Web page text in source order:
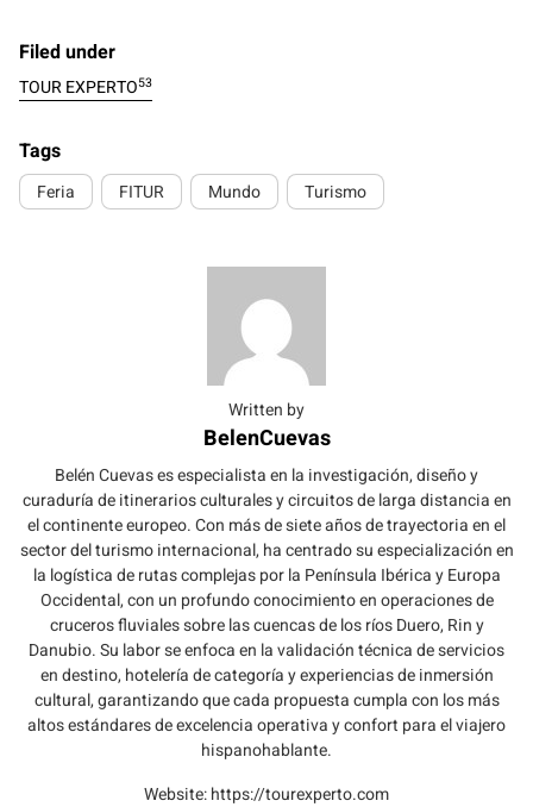
Filed under
TOUR EXPERTO53
Tags
Feria FITUR Mundo Turismo
Written by
BelenCuevas
Belén Cuevas es especialista en la investigación, diseño y
curaduría de itinerarios culturales y circuitos de larga distancia en
el continente europeo. Con más de siete años de trayectoria en el
sector del turismo internacional, ha centrado su especialización en
la logística de rutas complejas por la Península Ibérica y Europa
Occidental, con un profundo conocimiento en operaciones de
cruceros fluviales sobre las cuencas de los ríos Duero, Rin y
Danubio. Su labor se enfoca en la validación técnica de servicios
en destino, hotelería de categoría y experiencias de inmersión
cultural, garantizando que cada propuesta cumpla con los más
altos estándares de excelencia operativa y confort para el viajero
hispanohablante.
Website:https://tourexperto.com